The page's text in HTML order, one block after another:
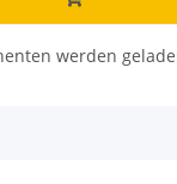
werden